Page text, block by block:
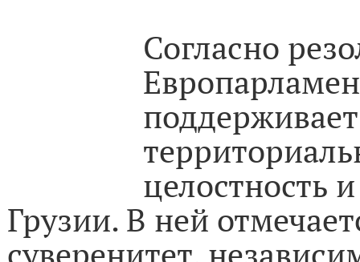
Согласно
поддерживает
целостность
Грузии. В ней